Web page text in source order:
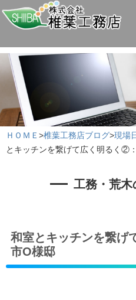
ＨＯＭＥ >椎葉工務店ブログ>現場
とキッチンを繋げて広く明るく②
工務・荒
和室とキッチンを繋げ
市O様邸